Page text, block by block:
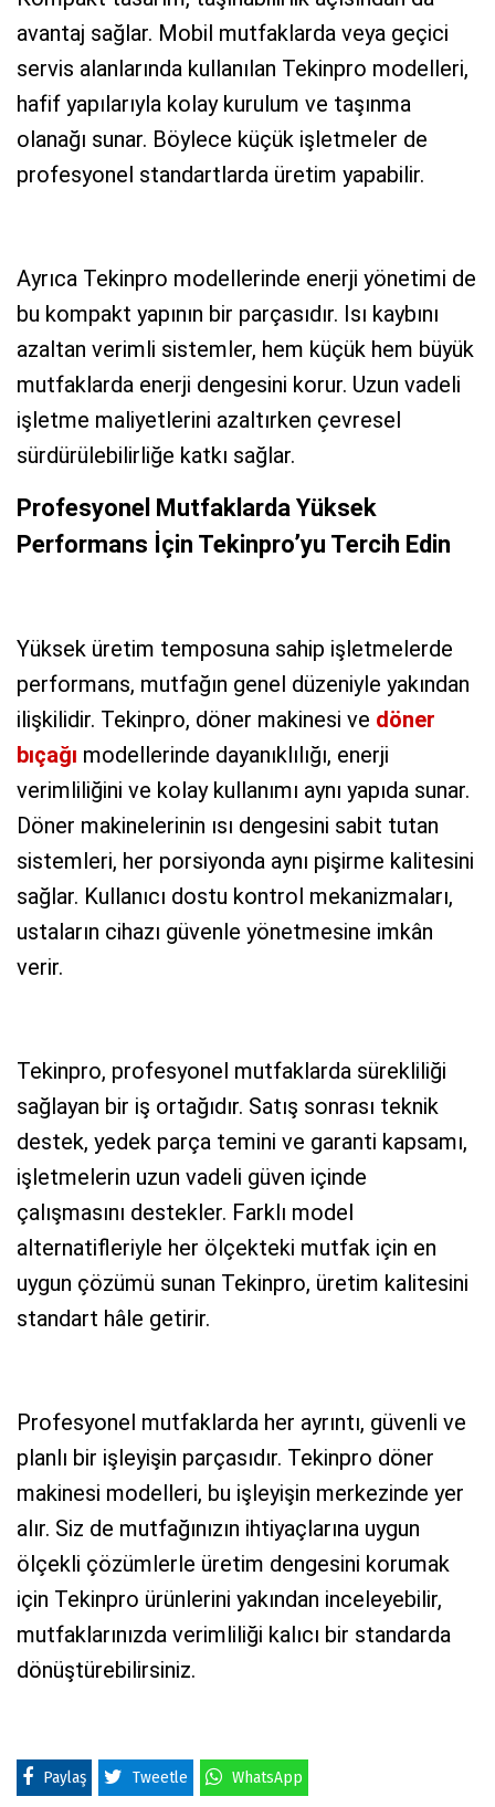
avantaj sağlar. Mobil mutfaklarda veya geçici
servis alanlarında kullanılan Tekinpro modelleri,
hafif yapılarıyla kolay kurulum ve taşınma
olanağı sunar. Böylece küçük işletmeler de
profesyonel standartlarda üretim yapabilir.
Ayrıca Tekinpro modellerinde enerji yönetimi de
bu kompakt yapının bir parçasıdır. Isı kaybını
azaltan verimli sistemler, hem küçük hem büyük
mutfaklarda enerji dengesini korur. Uzun vadeli
işletme maliyetlerini azaltırken çevresel
sürdürülebilirliğe katkı sağlar.
Profesyonel Mutfaklarda Yüksek
Performans İçin Tekinpro’yu Tercih Edin
Yüksek üretim temposuna sahip işletmelerde
performans, mutfağın genel düzeniyle yakından
ilişkilidir. Tekinpro, döner makinesi ve döner
bıçağı modellerinde dayanıklılığı, enerji
verimliliğini ve kolay kullanımı aynı yapıda sunar.
Döner makinelerinin ısı dengesini sabit tutan
sistemleri, her porsiyonda aynı pişirme kalitesini
sağlar. Kullanıcı dostu kontrol mekanizmaları,
ustaların cihazı güvenle yönetmesine imkân
verir.
Tekinpro, profesyonel mutfaklarda sürekliliği
sağlayan bir iş ortağıdır. Satış sonrası teknik
destek, yedek parça temini ve garanti kapsamı,
işletmelerin uzun vadeli güven içinde
çalışmasını destekler. Farklı model
alternatifleriyle her ölçekteki mutfak için en
uygun çözümü sunan Tekinpro, üretim kalitesini
standart hâle getirir.
Profesyonel mutfaklarda her ayrıntı, güvenli ve
planlı bir işleyişin parçasıdır. Tekinpro döner
makinesi modelleri, bu işleyişin merkezinde yer
alır. Siz de mutfağınızın ihtiyaçlarına uygun
ölçekli çözümlerle üretim dengesini korumak
için Tekinpro ürünlerini yakından inceleyebilir,
mutfaklarınızda verimliliği kalıcı bir standarda
dönüştürebilirsiniz.
Paylaş Tweetle WhatsApp